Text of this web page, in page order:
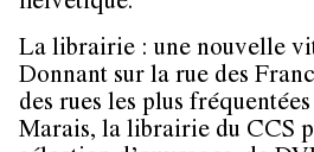
La librairie : une nouvelle
Donnant sur la rue des
des rues les plus
Marais, la librairie du CCS